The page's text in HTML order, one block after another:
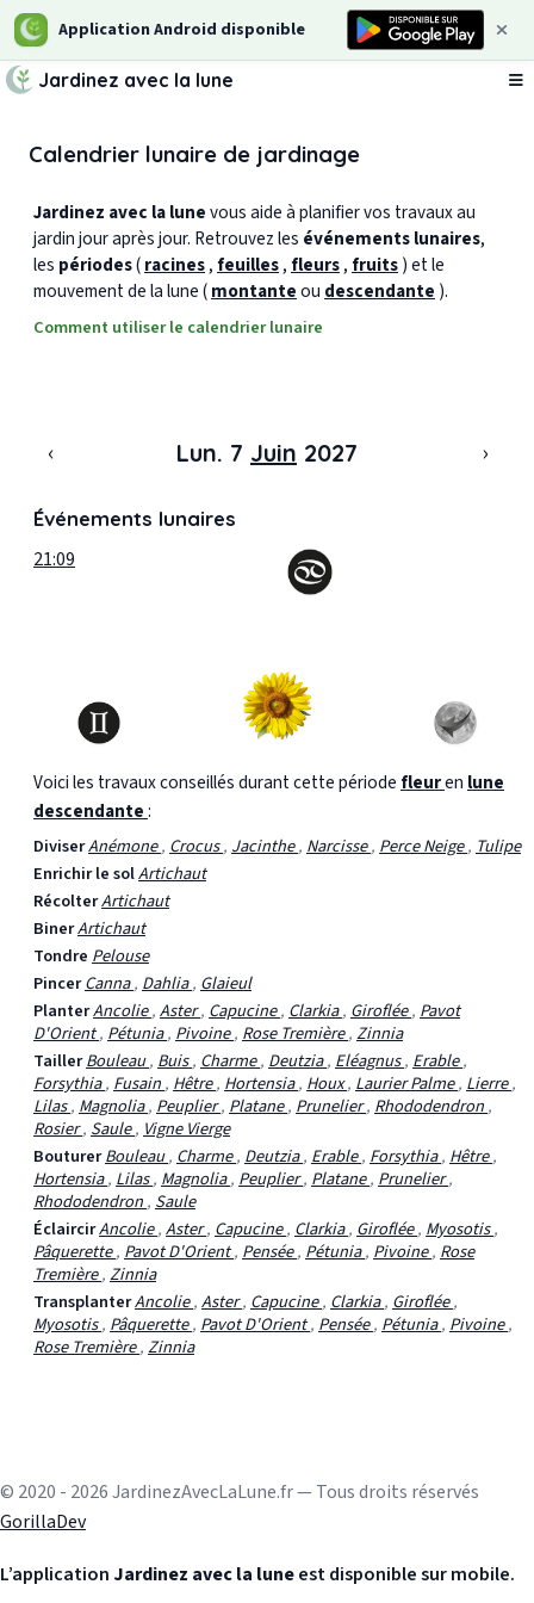
Application Android disponible
Jardinez avec la lune
Calendrier lunaire de jardinage
Jardinez avec la lunevous aide à planifier vos travaux au
jardin jour après jour. Retrouvez les événements lunaires,
les périodes(racines, feuilles, fleurs, fruits) et le
mouvement de la lune (montanteou descendante ).
Comment utiliser le calendrier lunaire
‹ Lun. 7 Juin 2027 ›
Événements lunaires
21:09
Voici les travaux conseillés durant cette période fleuren lune
descendante:
DiviserAnémone,Crocus,Jacinthe,Narcisse,Perce Neige,Tulipe
Enrichir le solArtichaut
RécolterArtichaut
BinerArtichaut
TondrePelouse
PincerCanna,Dahlia,Glaieul
PlanterAncolie,Aster,Capucine,Clarkia,Giroflée,Pavot
D'Orient,Pétunia,Pivoine,Rose Tremière,Zinnia
TaillerBouleau,Buis,Charme,Deutzia,Eléagnus,Erable,
Forsythia,Fusain,Hêtre,Hortensia,Houx,Laurier Palme,Lierre,
Lilas,Magnolia,Peuplier,Platane,Prunelier,Rhododendron,
Rosier,Saule,Vigne Vierge
BouturerBouleau,Charme,Deutzia,Erable,Forsythia,Hêtre,
Hortensia,Lilas,Magnolia,Peuplier,Platane,Prunelier,
Rhododendron,Saule
ÉclaircirAncolie,Aster,Capucine,Clarkia,Giroflée,Myosotis,
Pâquerette,Pavot D'Orient,Pensée,Pétunia,Pivoine,Rose
Tremière,Zinnia
TransplanterAncolie,Aster,Capucine,Clarkia,Giroflée,
Myosotis,Pâquerette,Pavot D'Orient,Pensée,Pétunia,Pivoine,
Rose Tremière,Zinnia
© 2020 - 2026 JardinezAvecLaLune.fr — Tous droits réservés
GorillaDev
L’application Jardinez avec la luneest disponible sur mobile.